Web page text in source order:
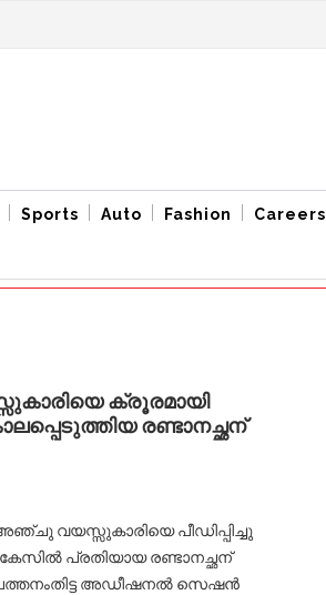
Sports Auto Fashion Careers
ക്രൂരമായി
രണ്ടാനച്ഛന്
വയസ്സുകാരിയെ പീഡിപ്പിച്ചു
പ്രതിയായ രണ്ടാനച്ഛന്
പത്തനംതിട്ട അഡീഷനൽ സെഷൻ